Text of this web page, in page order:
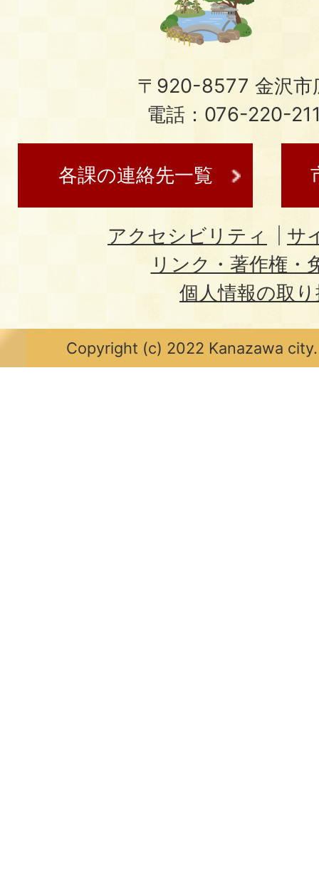
〒920-8577 金沢市
電話：076-220-
各課の連絡先一覧
アクセシビリティ
サ
リンク・著作権・
個人情報の取
Copyright (c) 2022 Kanazawa